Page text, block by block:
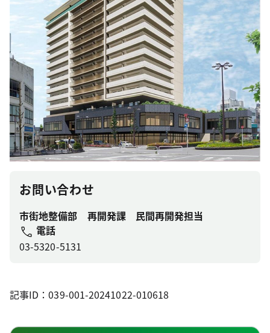
お問い合わせ
市街地整備部 再開発課 民間再開発担当
電話
03-5320-5131
記事ID：039-001-20241022-010618